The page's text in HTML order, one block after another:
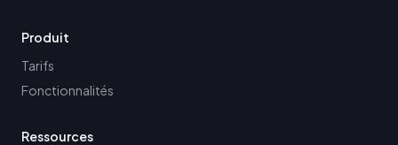
Produit
Tarifs
Fonctionnalités
Ressources